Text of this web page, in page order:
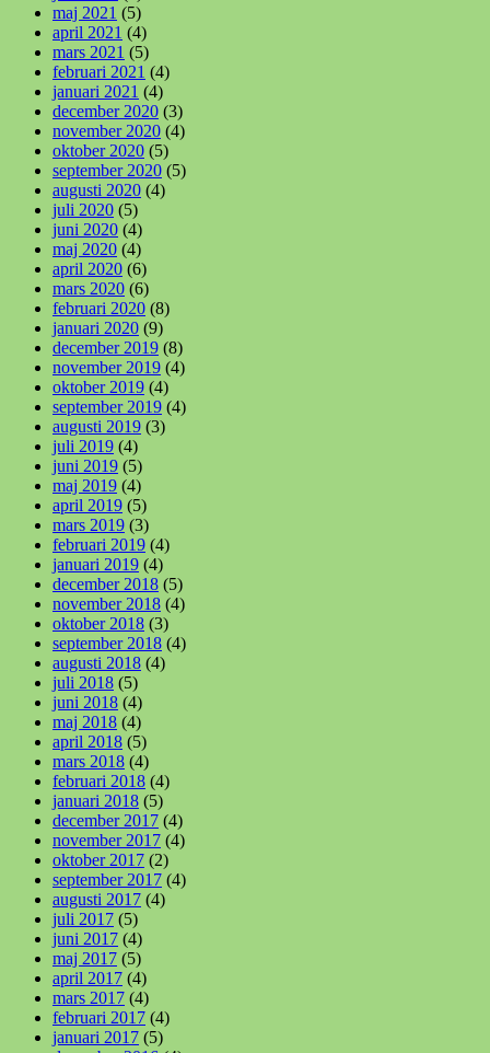
maj 2021 (5)
april 2021 (4)
mars 2021 (5)
februari 2021 (4)
januari 2021 (4)
december 2020 (3)
november 2020 (4)
oktober 2020 (5)
september 2020 (5)
augusti 2020 (4)
juli 2020 (5)
juni 2020 (4)
maj 2020 (4)
april 2020 (6)
mars 2020 (6)
februari 2020 (8)
januari 2020 (9)
december 2019 (8)
november 2019 (4)
oktober 2019 (4)
september 2019 (4)
augusti 2019 (3)
juli 2019 (4)
juni 2019 (5)
maj 2019 (4)
april 2019 (5)
mars 2019 (3)
februari 2019 (4)
januari 2019 (4)
december 2018 (5)
november 2018 (4)
oktober 2018 (3)
september 2018 (4)
augusti 2018 (4)
juli 2018 (5)
juni 2018 (4)
maj 2018 (4)
april 2018 (5)
mars 2018 (4)
februari 2018 (4)
januari 2018 (5)
december 2017 (4)
november 2017 (4)
oktober 2017 (2)
september 2017 (4)
augusti 2017 (4)
juli 2017 (5)
juni 2017 (4)
maj 2017 (5)
april 2017 (4)
mars 2017 (4)
februari 2017 (4)
januari 2017 (5)